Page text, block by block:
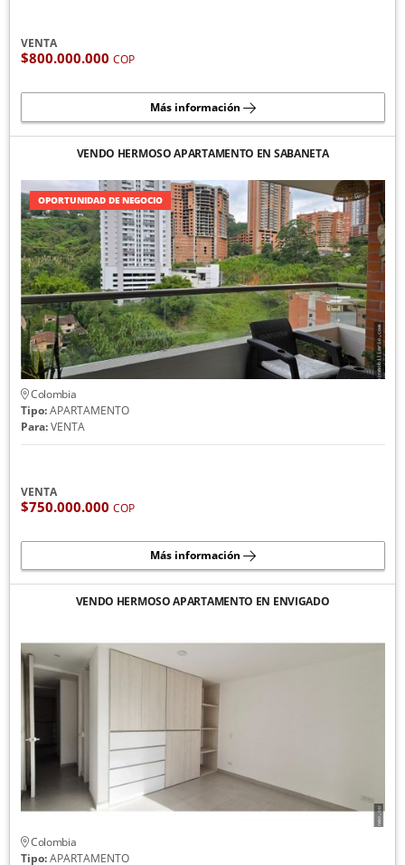
VENTA
$800.000.000 COP
Más información
VENDO HERMOSO APARTAMENTO EN SABANETA
OPORTUNIDAD DE NEGOCIO
Colombia
Tipo:APARTAMENTO
Para:VENTA
VENTA
$750.000.000 COP
Más información
VENDO HERMOSO APARTAMENTO EN ENVIGADO
Colombia
Tipo:APARTAMENTO